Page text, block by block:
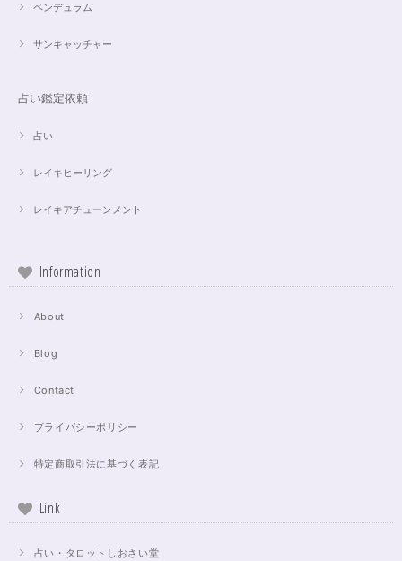
ペンデュラム
サンキャッチャー
占い鑑定依頼
占い
レイキヒーリング
レイキアチューンメント
Information
About
Blog
Contact
プライバシーポリシー
特定商取引法に基づく表記
Link
占い・タロットしおさい堂